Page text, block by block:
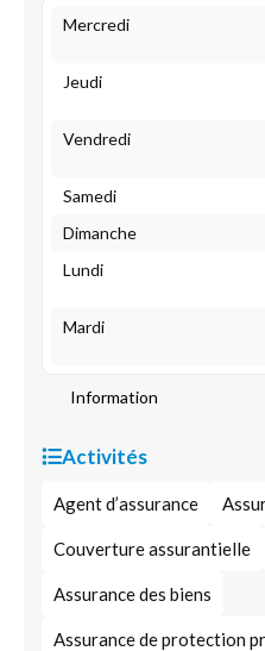
Mercredi
Jeudi
Vendredi
Samedi
Dimanche
Lundi
Mardi
Information
Activités
Agent d’assurance
Couverture assurantielle
Assurance des biens
Assurance de protection